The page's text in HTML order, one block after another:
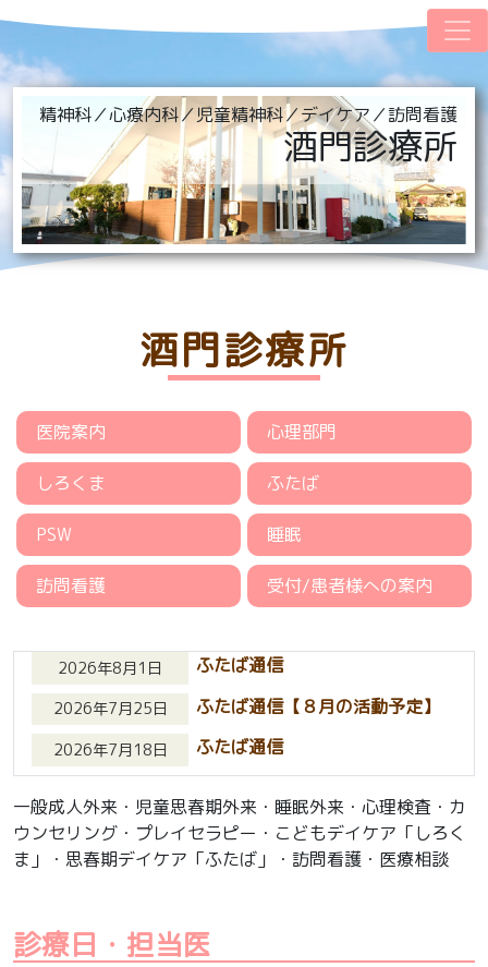
精神科／心療内科／児童精神科／デイケア／訪問看護
酒門診療所
酒門診療所
医院案内 心理部門
しろくま ふたば
PSW 睡眠
訪問看護 受付/患者様への案内
2026年8月1日 ふたば通信
2026年7月25日 ふたば通信【８月の活動予定】
2026年7月18日 ふたば通信
一般成人外来・児童思春期外来・睡眠外来・心理検査・カ
ウンセリング・プレイセラピー・こどもデイケア「しろく
ま」・思春期デイケア「ふたば」・訪問看護・医療相談
診療日・担当医